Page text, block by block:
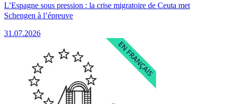
L’Espagne sous pression : la crise migratoire de Ceuta met
Schengen à l’épreuve
31.07.2026